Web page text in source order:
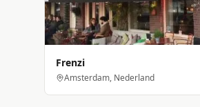
Frenzi
Amsterdam, Nederland